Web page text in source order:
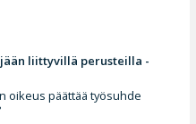
liittyvillä perusteilla -
oikeus päättää työsuhde